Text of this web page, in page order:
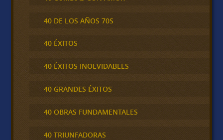
40 DE LOS AÑOS 70S
40 ÉXITOS
40 ÉXITOS INOLVIDABLES
40 GRANDES ÉXITOS
40 OBRAS FUNDAMENTALES
40 TRIUNFADORAS